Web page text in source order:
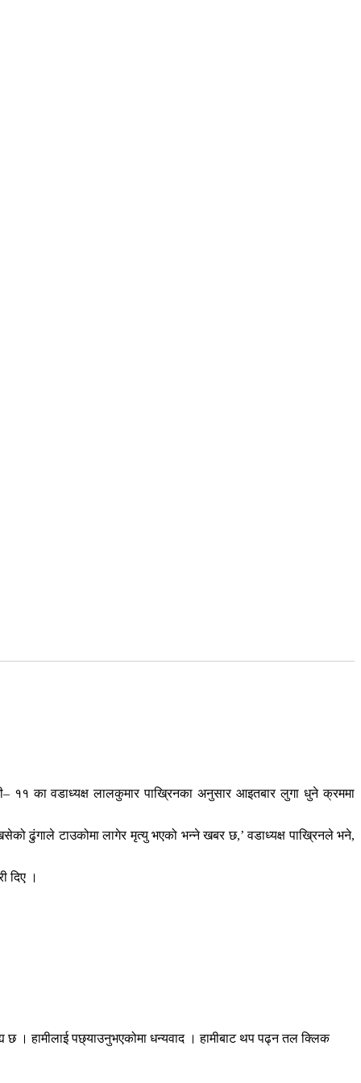
११ का वडाध्यक्ष लालकुमार पाख्रिनका अनुसार आइतबार लुगा धुने क्रममा
ढुंगाले टाउकोमा लागेर मृत्यु भएको भन्ने खबर छ,’ वडाध्यक्ष पाख्रिनले भने,
दिए ।
छ । हामीलाई पछ्याउनुभएकोमा धन्यवाद । हामीबाट थप पढ्न तल क्लिक